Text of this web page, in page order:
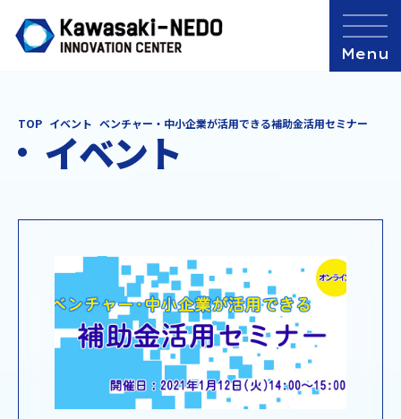
TOP イベント ベンチャー・中小企業が活用できる補助金活用セミナー
イベント